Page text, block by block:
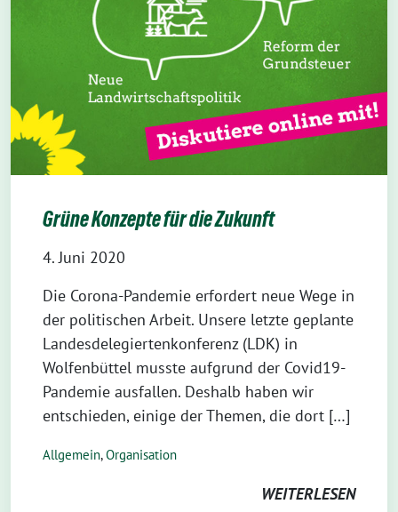
Grüne Konzepte für die Zukunft
4. Juni 2020
Die Corona-Pandemie erfordert neue Wege in
der politischen Arbeit. Unsere letzte geplante
Landesdelegiertenkonferenz (LDK) in
Wolfenbüttel musste aufgrund der Covid19-
Pandemie ausfallen. Deshalb haben wir
entschieden, einige der Themen, die dort […]
Allgemein,Organisation
WEITERLESEN